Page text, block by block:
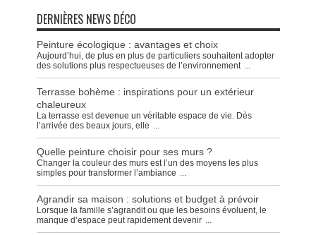
DERNIÈRES NEWS DÉCO
Peinture écologique : avantages et choix
Aujourd’hui, de plus en plus de particuliers souhaitent adopter
des solutions plus respectueuses de l’environnement ...
Terrasse bohème : inspirations pour un extérieur
chaleureux
La terrasse est devenue un véritable espace de vie. Dès
l’arrivée des beaux jours, elle ...
Quelle peinture choisir pour ses murs ?
Changer la couleur des murs est l’un des moyens les plus
simples pour transformer l’ambiance ...
Agrandir sa maison : solutions et budget à prévoir
Lorsque la famille s’agrandit ou que les besoins évoluent, le
manque d’espace peut rapidement devenir ...